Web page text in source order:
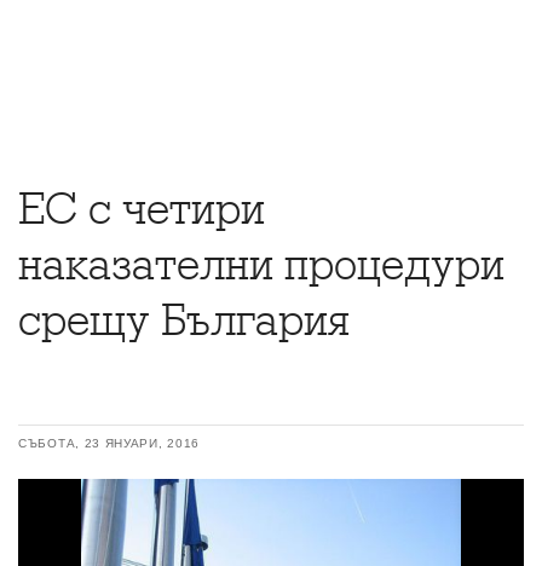
ЕС с четири
наказателни процедури
срещу България
СЪБОТА, 23 ЯНУАРИ, 2016